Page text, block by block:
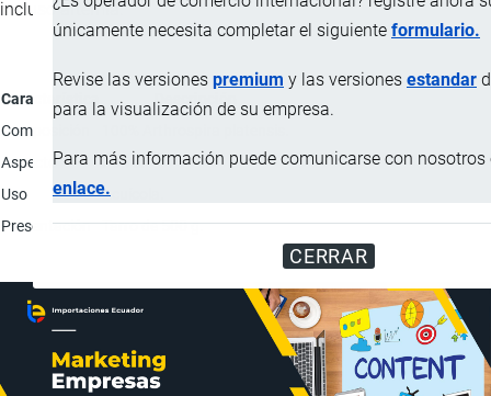
únicamente necesita completar el siguiente formulario.
Revise las versiones premium y las versiones estandar
para la visualización de su empresa.
Para más información puede comunicarse con nosotros
enlace.
CERRAR
incluso artemia.
Característica
Descripción
Composición
Aspecto
Polvo.
Uso
Acuícola.
Presentación
Tarro de 500 g.